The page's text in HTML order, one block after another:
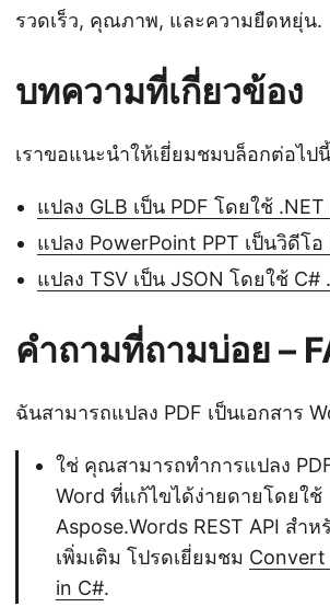
รวดเร็ว, คุณภาพ, และความยืดหยุ่น.
บทความที่เกี่ยวข้อง
เราขอแนะนำให้เยี่ยมชมบล็อกต่อไป
แปลง GLB เป็น PDF โดยใช้ .NET
แปลง PowerPoint PPT เป็นวิดีโอ
แปลง TSV เป็น JSON โดยใช้ C#
คำถามที่ถามบ่อย –
ฉันสามารถแปลง PDF เป็นเอกสาร
ใช่ คุณสามารถทำการแปลง
Word ที่แก้ไขได้ง่ายดายโดยใช้
Aspose.Words REST API สำห
เพิ่มเติม โปรดเยี่ยมชม Convert
in C#.